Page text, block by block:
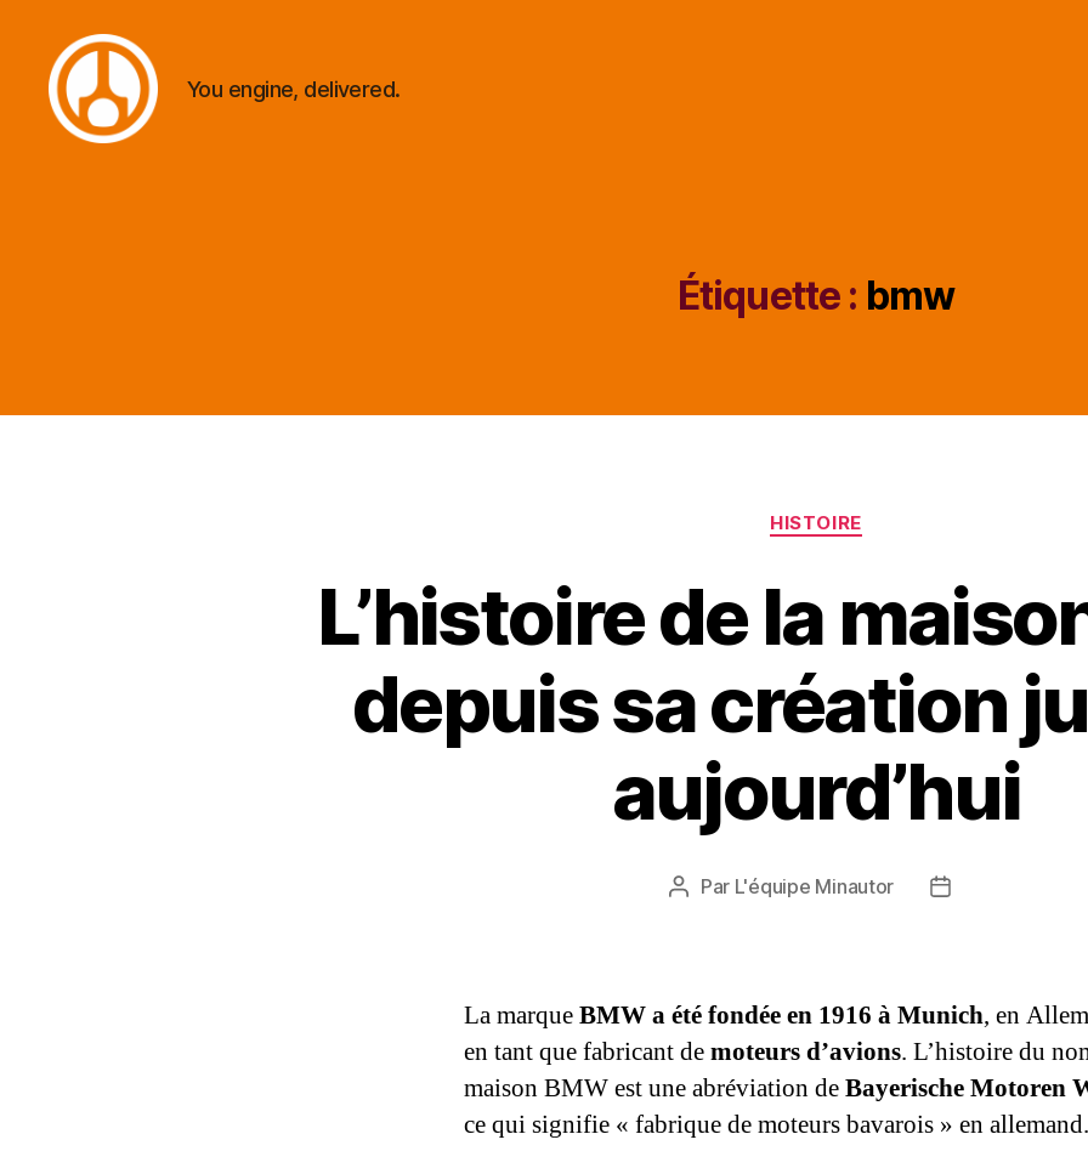
You engine, delivered.
Étiquette : bmw
Catégories
HISTOIRE
L’histoire de la
depuis sa création
aujourd’hui
Auteur
Par L'équipe Minautor
Date
La marqueBMW a été fondée en 1916 à Munich, en
en tant que fabricant demoteurs d’avions. L’histoire du
maison BMW est une abréviation deBayerische Motoren
ce qui signifie « fabrique de moteurs bavarois » en allemand.